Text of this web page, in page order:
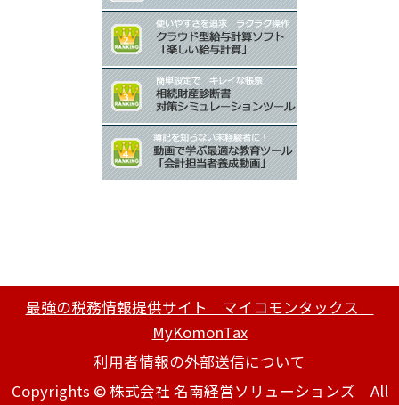
最強の税務情報提供サイト マイコモンタックス
MyKomonTax
利用者情報の外部送信について
Copyrights © 株式会社 名南経営ソリューションズ All